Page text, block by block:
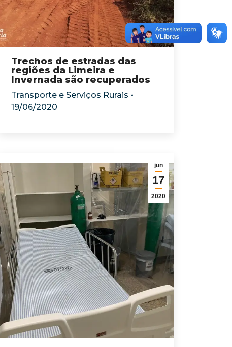
Trechos de estradas das
regiões da Limeira e
Invernada são recuperados
Transporte e Serviços Rurais
19/06/2020
jun
17
2020